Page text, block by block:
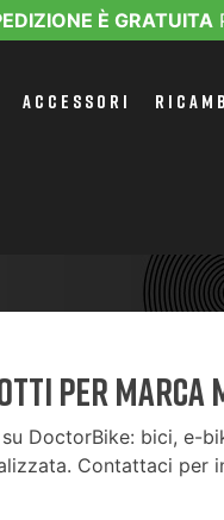
È GRATUITA
ACCESSORI
per marca
DoctorBike: bici, e-
Contattaci per